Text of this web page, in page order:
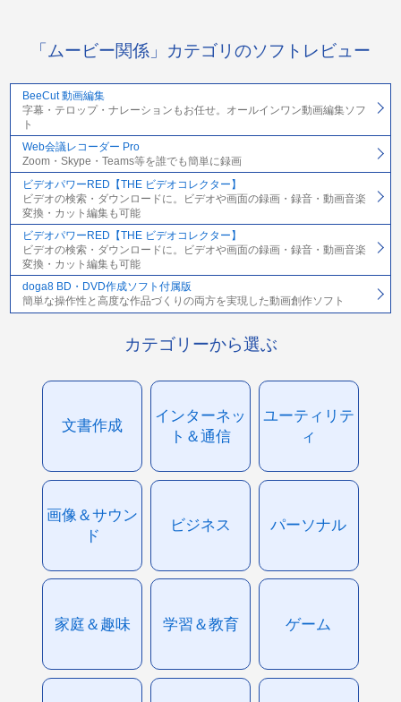
「ムービー関係」カテゴリのソフトレビュー
BeeCut 動画編集
字幕・テロップ・ナレーションもお任せ。オールインワン動画編集ソフ
ト
Web会議レコーダー Pro
Zoom・Skype・Teams等を誰でも簡単に録画
ビデオパワーRED【THE ビデオコレクター】
ビデオの検索・ダウンロードに。ビデオや画面の録画・録音・動画音楽
変換・カット編集も可能
ビデオパワーRED【THE ビデオコレクター】
ビデオの検索・ダウンロードに。ビデオや画面の録画・録音・動画音楽
変換・カット編集も可能
doga8 BD・DVD作成ソフト付属版
簡単な操作性と高度な作品づくりの両方を実現した動画創作ソフト
カテゴリーから選ぶ
文書作成
インターネッ
ト＆通信
ユーティリテ
ィ
画像＆サウン
ド
ビジネス パーソナル
家庭＆趣味 学習＆教育 ゲーム